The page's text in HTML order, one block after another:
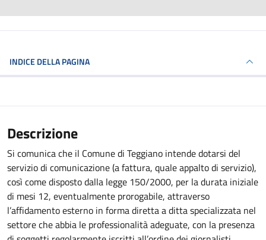
INDICE DELLA PAGINA
Descrizione
Si comunica che il Comune di Teggiano intende dotarsi del
servizio di comunicazione (a fattura, quale appalto di servizio),
così come disposto dalla legge 150/2000, per la durata iniziale
di mesi 12, eventualmente prorogabile, attraverso
l’affidamento esterno in forma diretta a ditta specializzata nel
settore che abbia le professionalità adeguate, con la presenza